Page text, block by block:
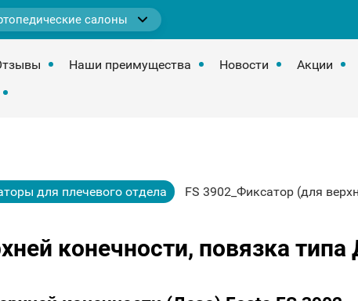
салоны
Наши преимущества Новости Акции
для плечевого отдела FS 3902_Фиксатор (для
конечности, повязка типа